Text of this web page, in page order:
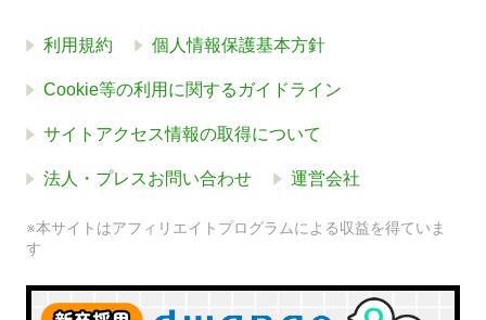
利用規約 個人情報保護基本方針
Cookie等の利用に関するガイドライン
サイトアクセス情報の取得について
法人・プレスお問い合わせ 運営会社
※本サイトはアフィリエイトプログラムによる収益を得ていま
す